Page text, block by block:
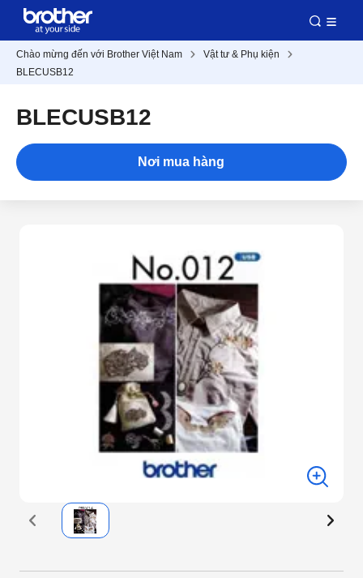
Chào mừng đến với Brother Việt Nam
Vật tư & Phụ kiện
BLECUSB12
BLECUSB12
Nơi mua hàng